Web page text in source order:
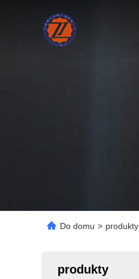
Do domu > produkty
produkty